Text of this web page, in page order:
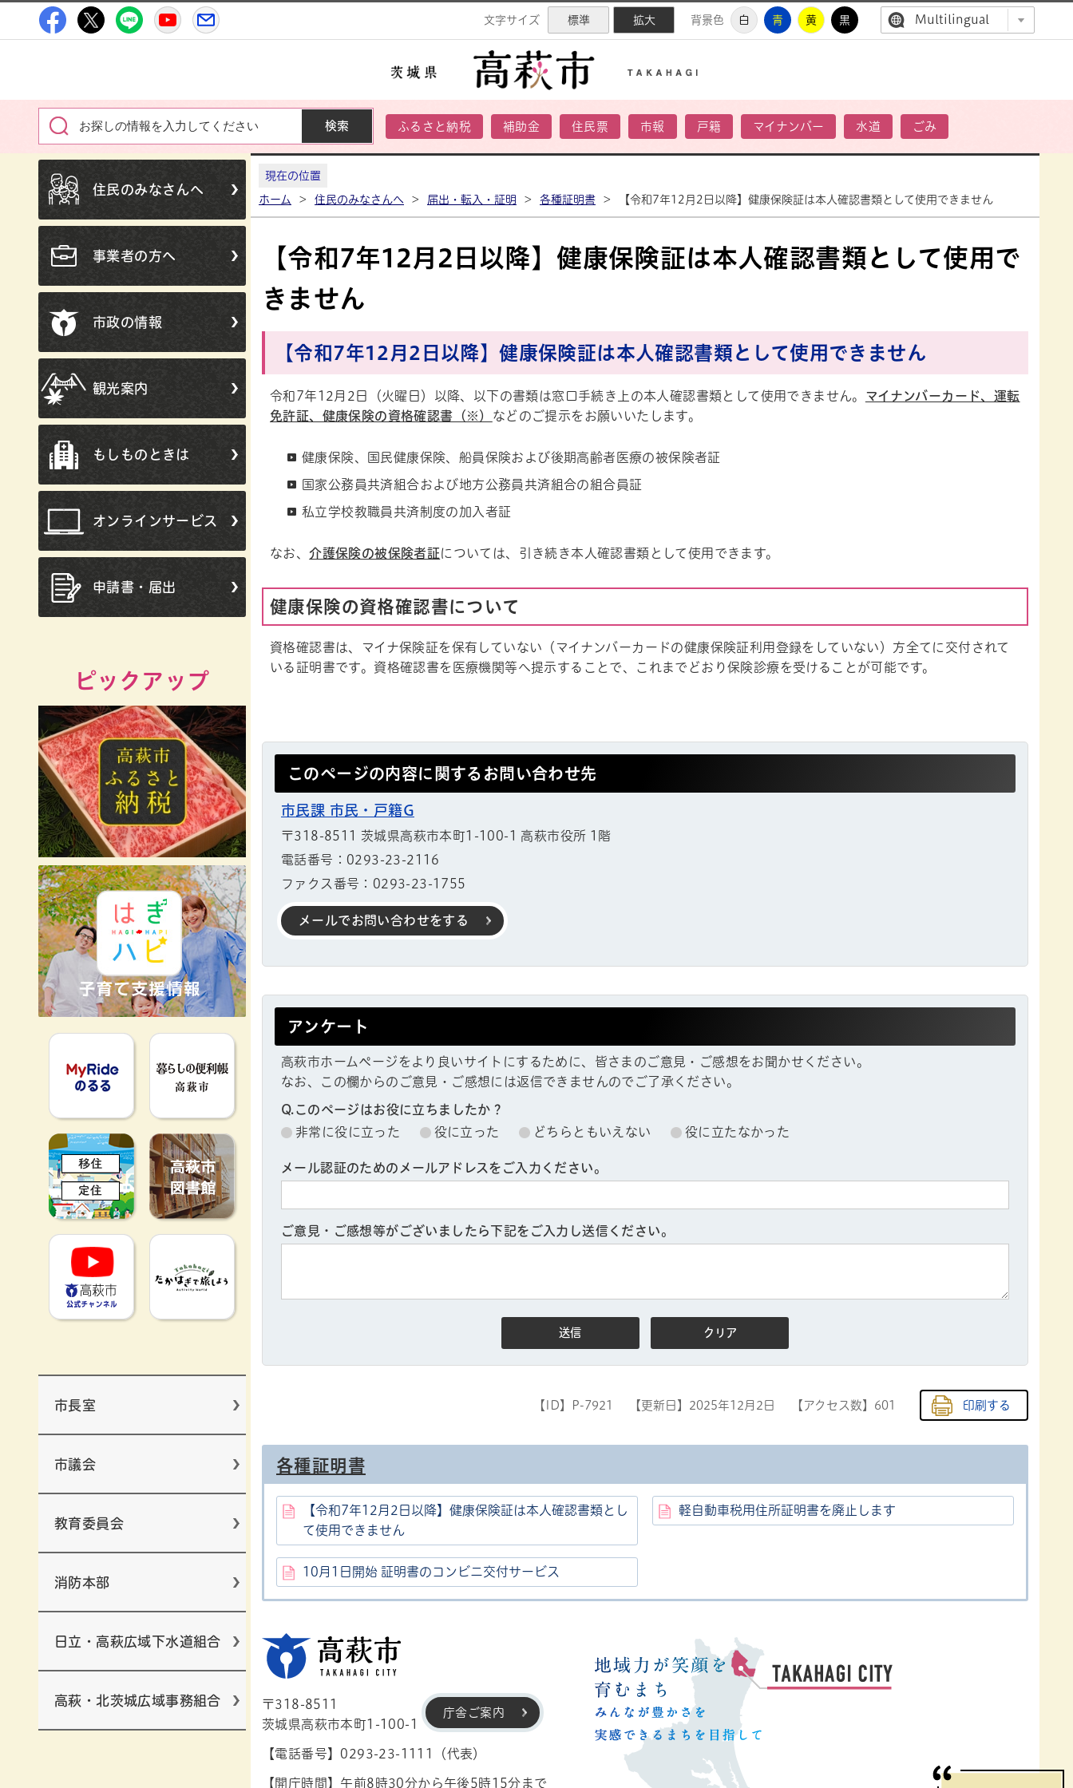
高萩市公式Facebook
高萩市公式X高萩市公式LINE
高萩市YouTube公式チャンネル 文字サイズ 標準 拡大 背景色 白 青 黄 黒 Multilingual
ふるさと納税 補助金 住民票 市報 戸籍 マイナンバー 水道 ごみ
住民のみなさんへ
事業者の方へ
市政の情報
観光案内
もしものときは
オンラインサービス
申請書・届出
ピックアップ
MyRideのるる
移住定住
高萩市YouTube公式チャンネル
たかはぎで旅しよう
市長室
市議会
教育委員会
消防本部
日立・高萩広域下水道組合
高萩・北茨城広域事務組合
現在の位置
ホーム > 住民のみなさんへ > 届出・転入・証明 > 各種証明書 > 【令和7年12月2日以降】健康保険証は本人確認書類として使用できません
【令和7年12月2日以降】健康保険証は本人確認書類として使用で
きません
【令和7年12月2日以降】健康保険証は本人確認書類として使用できません
令和7年12月2日（火曜日）以降、以下の書類は窓口手続き上の本人確認書類として使用できません。 マイナンバーカード、運転
免許証、健康保険の資格確認書（※） などのご提示をお願いいたします。
健康保険、国民健康保険、船員保険および後期高齢者医療の被保険者証
国家公務員共済組合および地方公務員共済組合の組合員証
私立学校教職員共済制度の加入者証
なお、 介護保険の被保険者証については、引き続き本人確認書類として使用できます。
健康保険の資格確認書について
資格確認書は、マイナ保険証を保有していない（マイナンバーカードの健康保険証利用登録をしていない）方全てに交付されて
いる証明書です。資格確認書を医療機関等へ提示することで、これまでどおり保険診療を受けることが可能です。
このページの内容に関するお問い合わせ先
市民課 市民・戸籍G
〒318-8511 茨城県高萩市本町1-100-1 高萩市役所 1階
電話番号：0293-23-2116
ファクス番号：0293-23-1755
メールでお問い合わせをする
アンケート
高萩市ホームページをより良いサイトにするために、皆さまのご意見・ご感想をお聞かせください。
なお、この欄からのご意見・ご感想には返信できませんのでご了承ください。
Q.このページはお役に立ちましたか？
非常に役に立った
役に立った どちらともいえない 役に立たなかった
メール認証のためのメールアドレスをご入力ください。
ご意見・ご感想等がございましたら下記をご入力し送信ください。
【ID】 P-7921 【更新日】 2025年12月2日 【アクセス数】 601 印刷する
各種証明書
【令和7年12月2日以降】健康保険証は本人確認書類とし
て使用できません
軽自動車税用住所証明書を廃止します
10月1日開始 証明書のコンビニ交付サービス
〒318-8511
茨城県高萩市本町1-100-1
【電話番号】0293-23-1111（代表）
【開庁時間】午前8時30分から午後5時15分まで
庁舎ご案内